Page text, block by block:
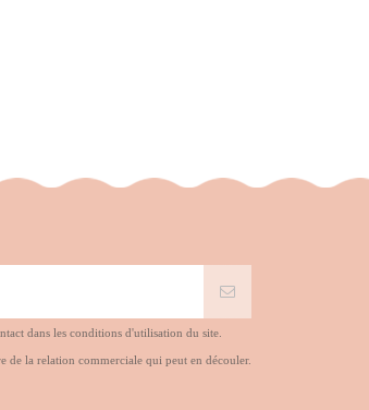
dans les conditions d'utilisation du site.
de la relation commerciale qui peut en découler.